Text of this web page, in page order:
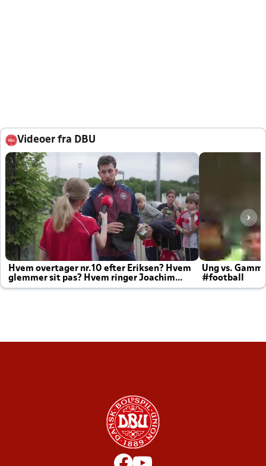
Videoer fra DBU
Hvem overtager nr.10 efter Eriksen? Hvem
glemmer sit pas? Hvem ringer Joachim
altid til efter kampe?
Ung vs.
#football